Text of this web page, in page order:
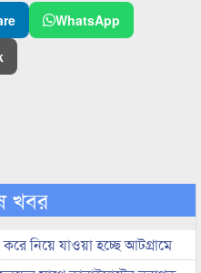
WhatsApp
খবর
নিয়ে যাওয়া হচ্ছে আটগ্রামে